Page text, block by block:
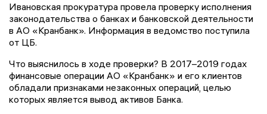
Ивановская прокуратура провела проверку исполнения
законодательства о банках и банковской деятельности
в АО «Кранбанк». Информация в ведомство поступила
от ЦБ.
Что выяснилось в ходе проверки? В 2017–2019 годах
финансовые операции АО «Кранбанк» и его клиентов
обладали признаками незаконных операций, целью
которых является вывод активов Банка.